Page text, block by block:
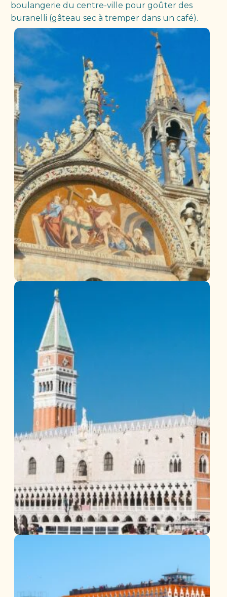
boulangerie du centre-ville pour goûter des
buranelli (gâteau sec à tremper dans un café).